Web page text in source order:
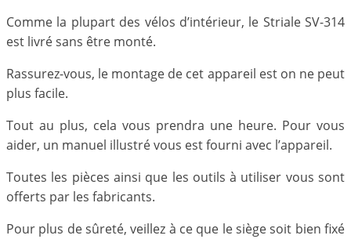
Comme la plupart des vélos d’intérieur, le Striale SV-314
est livré sans être monté.
Rassurez-vous, le montage de cet appareil est on ne peut
plus facile.
Tout au plus, cela vous prendra une heure. Pour vous
aider, un manuel illustré vous est fourni avec l’appareil.
Toutes les pièces ainsi que les outils à utiliser vous sont
offerts par les fabricants.
Pour plus de sûreté, veillez à ce que le siège soit bien fixé